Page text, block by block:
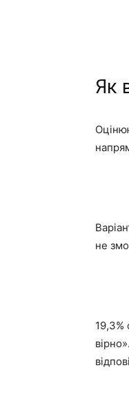
Як
не
19,3%